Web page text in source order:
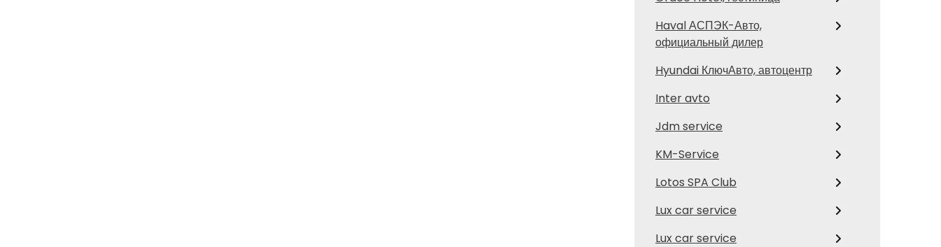
Haval АСПЭК-Авто,
официальный дилер
Hyundai КлючАвто, автоцентр
Inter avto
Jdm service
KM-Service
Lotos SPA Club
Lux car service
Lux car service